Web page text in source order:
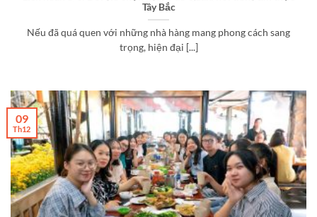
Tây Bắc
Nếu đã quá quen với những nhà hàng mang phong cách sang
trọng, hiện đại [...]
09
Th12